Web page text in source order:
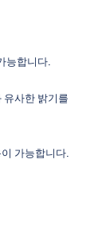
능합니다.
유사한 밝기를
가능합니다.